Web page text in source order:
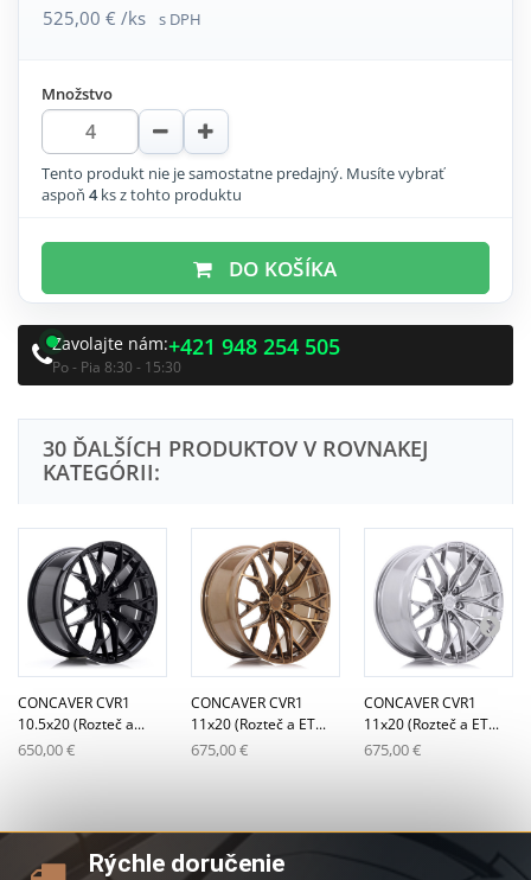
525,00 € /ks s DPH
Množstvo
Tento produkt nie je samostatne predajný. Musíte vybrať
aspoň 4ks z tohto produktu
DO KOŠÍKA
Zavolajte nám:+421 948 254 505
Po - Pia 8:30 - 15:30
30 ĎALŠÍCH PRODUKTOV V ROVNAKEJ
KATEGÓRII:
CONCAVER CVR1
10.5x20 (Rozteč a...
650,00 €
CONCAVER CVR1
11x20 (Rozteč a ET...
675,00 €
CONCAVER CVR1
11x20 (Rozteč a ET...
675,00 €
Rýchle doručenie